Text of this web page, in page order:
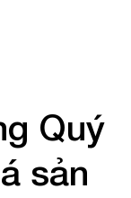
Quý
sản